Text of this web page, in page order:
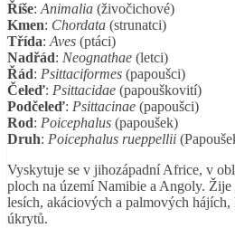
Říše: Animalia (živočichové)
Kmen: Chordata (strunatci)
Třída: Aves (ptáci)
Nadřád: Neognathae (letci)
Řád: Psittaciformes (papoušci)
Čeleď: Psittacidae (papouškovití)
Podčeleď: Psittacinae (papoušci)
Rod: Poicephalus (papoušek)
Druh: Poicephalus rueppellii
Vyskytuje se v jihozápadní Africe, v
ploch na území Namibie a Angoly.
lesích, akáciových a palmových
úkrytů.